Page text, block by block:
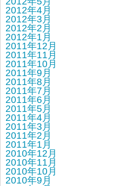
2012年4月
2012年3月
2012年2月
2012年1月
2011年12月
2011年11月
2011年10月
2011年9月
2011年8月
2011年7月
2011年6月
2011年5月
2011年4月
2011年3月
2011年2月
2011年1月
2010年12月
2010年11月
2010年10月
2010年9月